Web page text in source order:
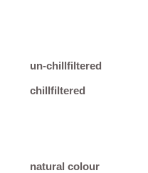
un-chillfiltered
chillfiltered
natural colour